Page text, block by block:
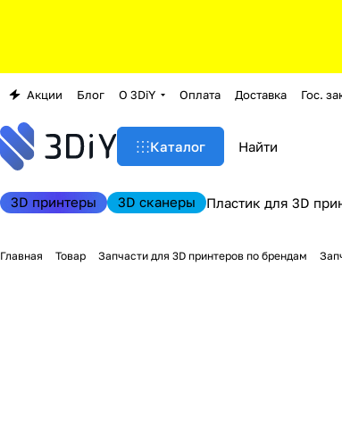
Акции Блог О 3DiY Оплата Доставка Гос.
Каталог
3D принтеры 3D сканеры Пластик для 3D
Главная Товар Запчасти для 3D принтеров по брендам